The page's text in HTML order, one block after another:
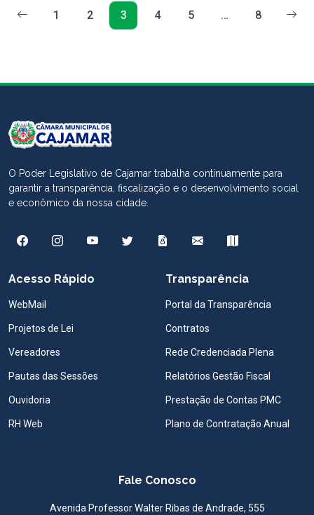
1 2 3 4 5 … 8
O Poder Legislativo de Cajamar trabalha continuamente para
garantir a transparência, fiscalização e o desenvolvimento social
e econômico da nossa cidade.
Acesso Rápido
WebMail
Projetos de Lei
Vereadores
Pautas das Sessões
Ouvidoria
RH Web
Transparência
Portal da Transparência
Contratos
Rede Credenciada Plena
Relatórios Gestão Fiscal
Prestação de Contas PMC
Plano de Contratação Anual
Fale Conosco
Avenida Professor Walter Ribas de Andrade, 555